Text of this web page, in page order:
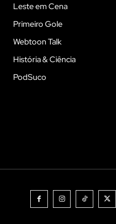
Leste em Cena
Primeiro Gole
Webtoon Talk
História & Ciência
PodSuco